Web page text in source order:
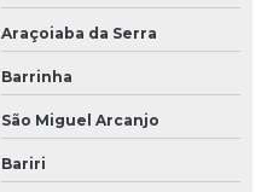
Araçoiaba da Serra
Barrinha
São Miguel Arcanjo
Bariri